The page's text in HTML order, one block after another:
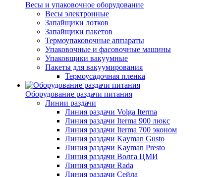
Весы и упаковочное оборудование
Весы электронные
Запайщики лотков
Запайщики пакетов
Термоупаковочные аппараты
Упаковочные и фасовочные машины
Упаковщики вакуумные
Пакеты для вакуумирования
Термоусадочная пленка
Оборудование раздачи питания
Линии раздачи
Линия раздачи Volga Iterma
Линия раздачи Iterma 900 люкс
Линия раздачи Iterma 700 эконом
Линия раздачи Kayman Gusto
Линия раздачи Kayman Presto
Линия раздачи Волга ЦМИ
Линия раздачи Rada
Линия раздачи Сейла